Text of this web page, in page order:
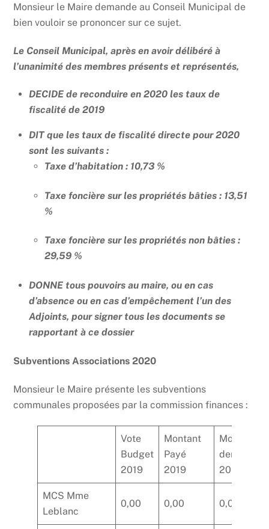
Monsieur le Maire demande au Conseil Municipal de
bien vouloir se prononcer sur ce sujet.
Le Conseil Municipal, après en avoir délibéré à
l’unanimité des membres présents et représentés,
DECIDE de reconduire en 2020 les taux de
fiscalité de 2019
DIT que les taux de fiscalité directe pour 2020
sont les suivants :
Taxe d’habitation : 10,73 %
Taxe foncière sur les propriétés bâties : 13,51
%
Taxe foncière sur les propriétés non bâties :
29,59 %
DONNE tous pouvoirs au maire, ou en cas
d’absence ou en cas d’empêchement l’un des
Adjoints, pour signer tous les documents se
rapportant à ce dossier
Subventions Associations 2020
Monsieur le Maire présente les subventions
communales proposées par la commission finances :
Vote
Budget
2019
Montant
Payé
2019
Montant
demandé
2020
MCS Mme
Leblanc
0,00 0,00 0,00